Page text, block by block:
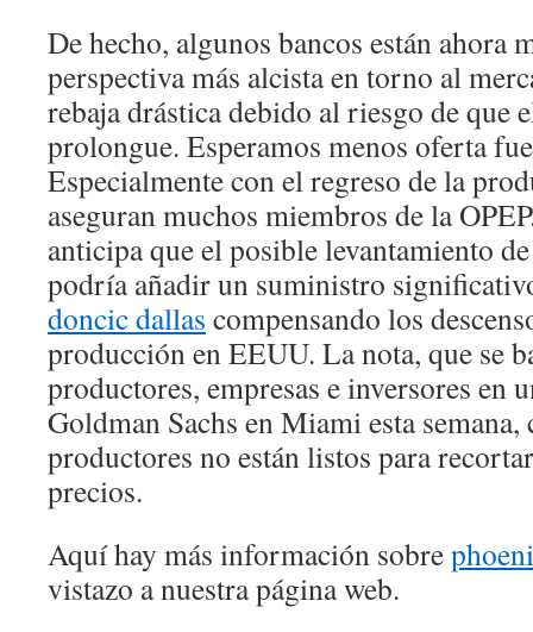
De hecho, algunos bancos están ahora
perspectiva más alcista en torno al
rebaja drástica debido al riesgo de que
prolongue. Esperamos menos oferta
Especialmente con el regreso de la
aseguran muchos miembros de la
anticipa que el posible levantamiento
podría añadir un suministro
doncic dallas compensando los
producción en EEUU. La nota, que se
productores, empresas e inversores en
Goldman Sachs en Miami esta
productores no están listos para
precios.
Aquí hay más información sobre
vistazo a nuestra página web.